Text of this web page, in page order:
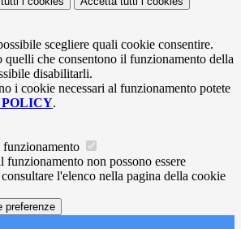
scegliere quali cookie consentire.
quelli che consentono il funzionamento della
disabilitarli.
i cookie necessari al funzionamento potete
.
funzionamento
funzionamento non possono essere
l'elenco nella pagina della cookie
preferenze